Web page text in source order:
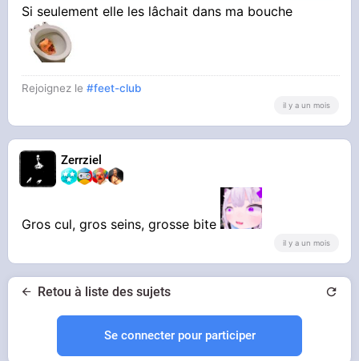
Elle doit casser les chiottes avec un fiak
comme ça
Si seulement elle les lâchait dans ma bouche
Rejoignez le#feet-club
il y a un mois
Zerrziel
Gros cul, gros seins, grosse bite
il y a un mois
Retou à liste des sujets
Se connecter pour participer